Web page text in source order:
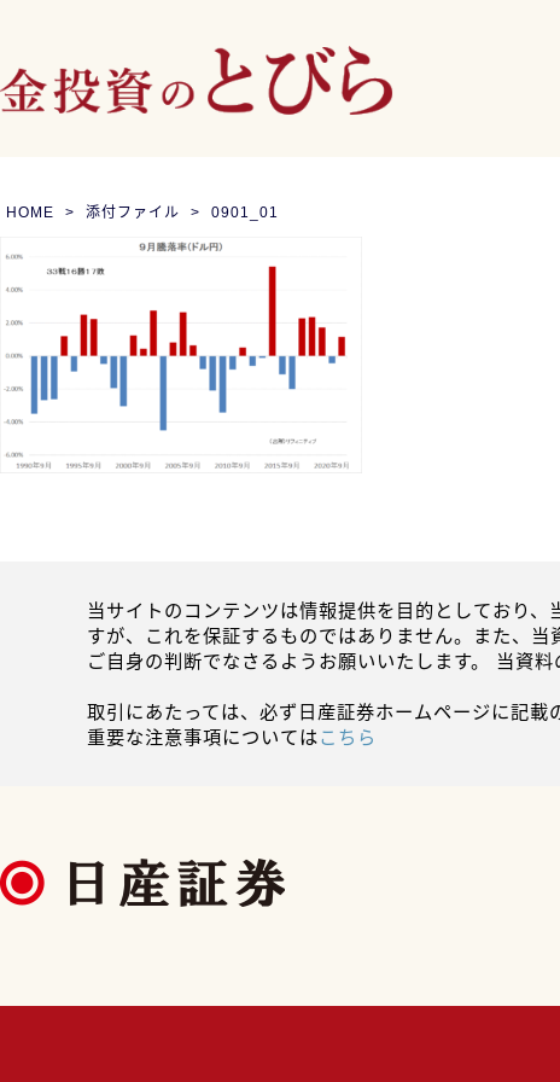
HOME 添付ファイル 0901_01
当サイトのコンテンツは情報提供を目的としており
すが、これを保証するものではありません。また、
ご自身の判断でなさるようお願いいたします。 当資
取引にあたっては、必ず日産証券ホームページに記載
重要な注意事項についてはこちら